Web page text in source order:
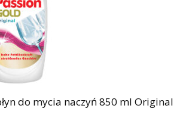
do mycia naczyń 850 ml Original